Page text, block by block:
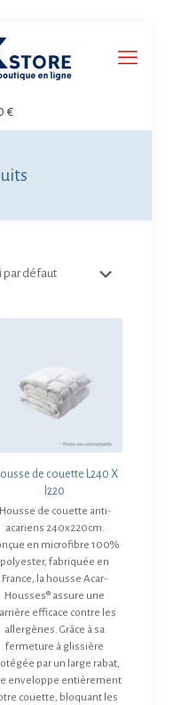
€
de couette L240 X
l220
Housse de couette anti-
acariens 240x220cm.
en microfibre 100%
polyester, fabriquée en
France, la housse Acar-
Housses® assure une
efficace contre les
allergènes. Grâce à sa
fermeture à glissière
par un large rabat,
enveloppe entièrement
couette, bloquant les